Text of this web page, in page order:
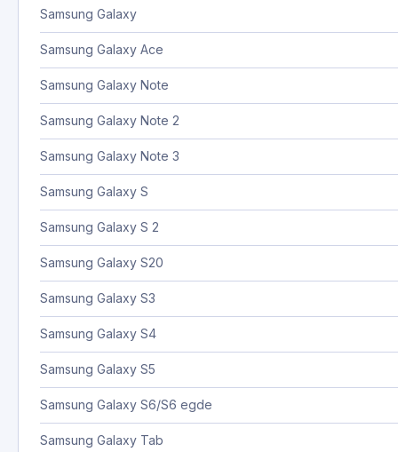
Samsung Galaxy
Samsung Galaxy Ace
Samsung Galaxy Note
Samsung Galaxy Note 2
Samsung Galaxy Note 3
Samsung Galaxy S
Samsung Galaxy S 2
Samsung Galaxy S20
Samsung Galaxy S3
Samsung Galaxy S4
Samsung Galaxy S5
Samsung Galaxy S6/S6 egde
Samsung Galaxy Tab